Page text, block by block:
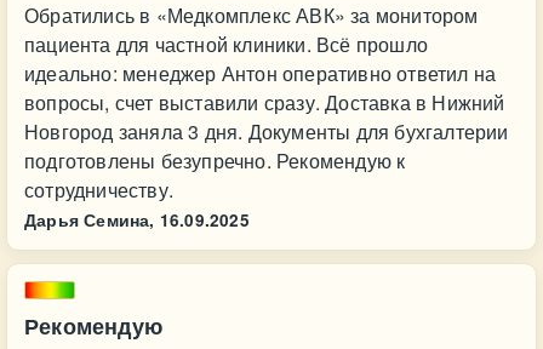
Обратились в «Медкомплекс АВК» за монитором
пациента для частной клиники. Всё прошло
идеально: менеджер Антон оперативно ответил на
вопросы, счет выставили сразу. Доставка в Нижний
Новгород заняла 3 дня. Документы для бухгалтерии
подготовлены безупречно. Рекомендую к
сотрудничеству.
Дарья Семина, 16.09.2025
Рекомендую